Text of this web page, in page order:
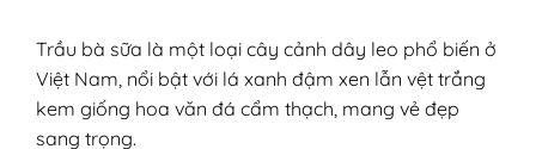
Trầu bà sữa là một loại cây cảnh dây leo phổ biến ở
Việt Nam, nổi bật với lá xanh đậm xen lẫn vệt trắng
kem giống hoa văn đá cẩm thạch, mang vẻ đẹp
sang trọng.